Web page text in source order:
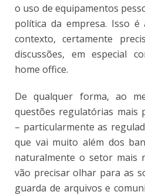
o uso de equipamentos
política da empresa. Isso
contexto, certamente
discussões, em especial
home office.
De qualquer forma, ao
questões regulatórias mais
– particularmente as
que vai muito além dos
naturalmente o setor mais
vão precisar olhar para as
guarda de arquivos e